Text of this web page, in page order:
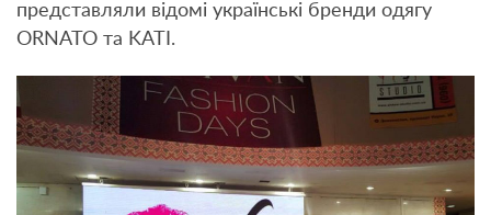
представляли відомі українські бренди одягу
ORNATO та KATI.